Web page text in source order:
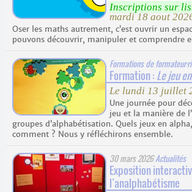
Inscriptions sur
mardi 18 aout
Oser les maths autrement, c’est ouvrir un
pouvons découvrir, manipuler et comprendre
Formations de formateur·
Formation : Le jeu
Le lundi 13 juillet
Une journée pour
jeu et la manière de
groupes d’alphabétisation. Quels jeux en
comment ? Nous y réfléchirons ensemble.
30 mars 2026Actualités
Exposition
l’analphabétisme